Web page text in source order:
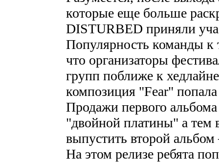
которые еще больше
DISTURBED приняли
Популярность команды к
что организаторы
групп поближе к
композиция "Fear"
Продажи первого
"двойной платины" а тем
выпустить второй
На этом релизе ребята